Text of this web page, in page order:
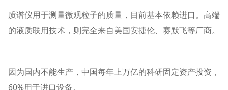
质谱仪用于测量微观粒子的质量，目前基本依赖进口。高端
的液质联用技术，则完全来自美国安捷伦、赛默飞等厂商。
因为国内不能生产，中国每年上万亿的科研固定资产投资，
60%用于进口设备。